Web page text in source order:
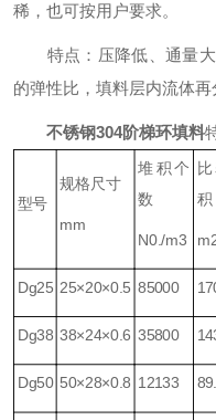
稀，也可按用户要求。
特点：压降低、通量大
的弹性比，填料层内流体再
不锈钢304阶梯环填料
型号
规格尺寸
mm
堆积个
数
N0./m3
积
Dg25 25×20×0.5 85000
Dg38 38×24×0.6 35800
Dg50 50×28×0.8 12133